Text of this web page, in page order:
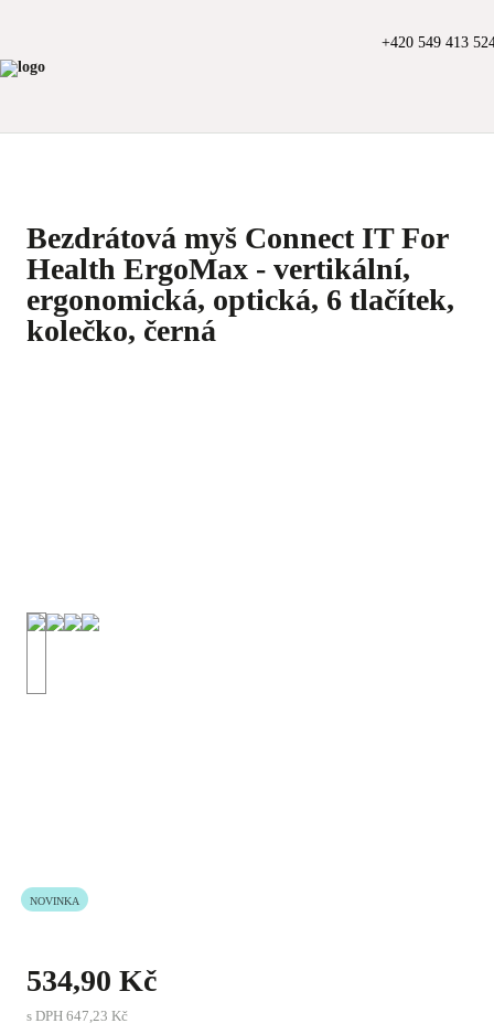
+420 549 413
Bezdrátová myš Connect IT For
Health ErgoMax - vertikální,
ergonomická, optická, 6 tlačítek,
kolečko, černá
NOVINKA
534,90 Kč
s DPH 647,23 Kč